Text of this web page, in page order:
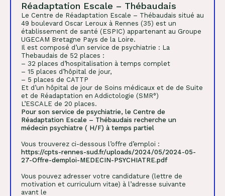
Réadaptation Escale – Thébaudais
Le Centre de Réadaptation Escale – Thébaudais situé au
49 boulevard Oscar Leroux à Rennes (35) est un
établissement de santé (ESPIC) appartenant au Groupe
UGECAM Bretagne Pays de la Loire.
Il est composé d’un service de psychiatrie : La
Thebaudais de 52 places :
– 32 places d’hospitalisation à temps complet
– 15 places d’hôpital de jour,
– 5 places de CATTP
Et d’un hôpital de jour de Soins médicaux et de de Suite
et de Réadaptation en Addictologie (SMR°)
L’ESCALE de 20 places.
Pour son service de psychiatrie, le Centre de
Réadaptation Escale – Thébaudais recherche un
médecin psychiatre ( H/F) à temps partiel
Vous trouverez ci-dessous l’offre d’emploi :
https://cpts-rennes-sud.fr/uploads/2024/05/2024-05-
27-Offre-demploi-MEDECIN-PSYCHIATRE.pdf
Vous pouvez adresser votre candidature (lettre de
motivation et curriculum vitae) à l’adresse suivante
avant le